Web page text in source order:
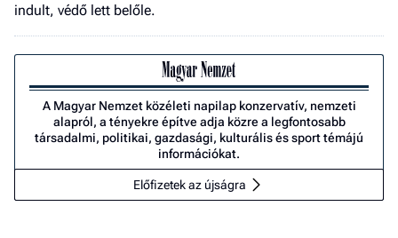
indult, védő lett belőle.
A Magyar Nemzet közéleti napilap konzervatív, nemzeti
alapról, a tényekre építve adja közre a legfontosabb
társadalmi, politikai, gazdasági, kulturális és sport témájú
információkat.
Előfizetek az újságra